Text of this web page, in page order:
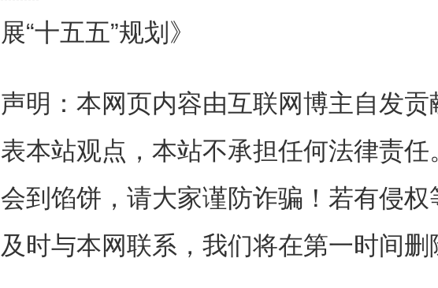
费、回收、利用全链条的循环经济体
宗固体废弃物年综合利用量达到45亿吨
要再生资源年循环利用量达到5.1亿吨
利用产业产值达到8万亿元。到2035年
济高质量发展体系基本建立，主要资源
展“十五五”规划》
声明：本网页内容由互联网博主自发贡
表本站观点，本站不承担任何法律责任
会到馅饼，请大家谨防诈骗！若有侵权
及时与本网联系，我们将在第一时间删